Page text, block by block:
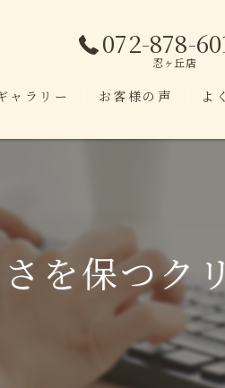
072-878-
忍ヶ丘店
ャラリー お客様の声 よ
を保つク